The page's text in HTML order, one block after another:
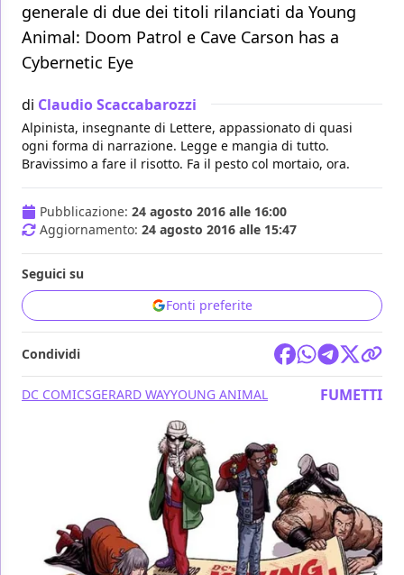
generale di due dei titoli rilanciati da Young
Animal: Doom Patrol e Cave Carson has a
Cybernetic Eye
di Claudio Scaccabarozzi
Alpinista, insegnante di Lettere, appassionato di quasi
ogni forma di narrazione. Legge e mangia di tutto.
Bravissimo a fare il risotto. Fa il pesto col mortaio, ora.
Pubblicazione: 24 agosto 2016 alle 16:00
Aggiornamento: 24 agosto 2016 alle 15:47
Seguici su
Fonti preferite
Condividi
DC COMICSGERARD WAYYOUNG ANIMAL FUMETTI